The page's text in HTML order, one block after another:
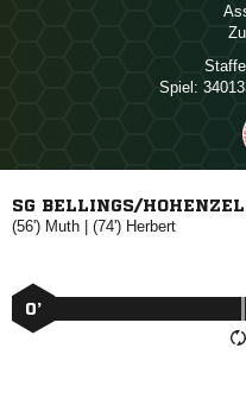
Spiel:
SG BELLINGS/
(56')  | (74') 
0’